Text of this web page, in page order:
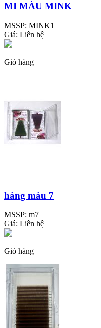
MI MÀU MINK
MSSP: MINK1
Giá: Liên hệ
Giỏ hàng
hàng màu 7
MSSP: m7
Giá: Liên hệ
Giỏ hàng